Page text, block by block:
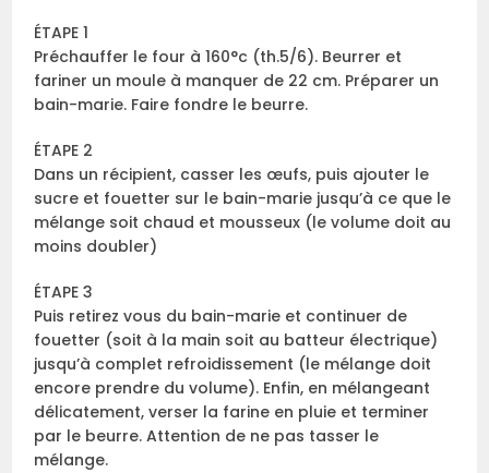
ÉTAPE 1
Préchauffer le four à 160°c (th.5/6). Beurrer et
fariner un moule à manquer de 22 cm. Préparer un
bain-marie. Faire fondre le beurre.
ÉTAPE 2
Dans un récipient, casser les œufs, puis ajouter le
sucre et fouetter sur le bain-marie jusqu’à ce que le
mélange soit chaud et mousseux (le volume doit au
moins doubler)
ÉTAPE 3
Puis retirez vous du bain-marie et continuer de
fouetter (soit à la main soit au batteur électrique)
jusqu’à complet refroidissement (le mélange doit
encore prendre du volume). Enfin, en mélangeant
délicatement, verser la farine en pluie et terminer
par le beurre. Attention de ne pas tasser le
mélange.